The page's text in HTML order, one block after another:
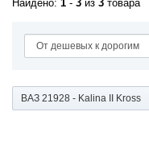
Найдено: 1 - 3 из 3 товара
ВАЗ 21928 - Kalina II Kross